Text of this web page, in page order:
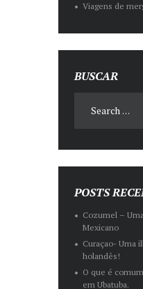
Viagens de
BUSCAR
POSTS
Cozumel –
Mexicano
Curaçao- Uma
holandês!
O que é
em Ubatuba.